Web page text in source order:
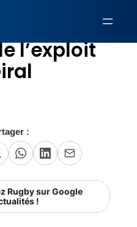
l’exploit
:
Rugby sur Google
!